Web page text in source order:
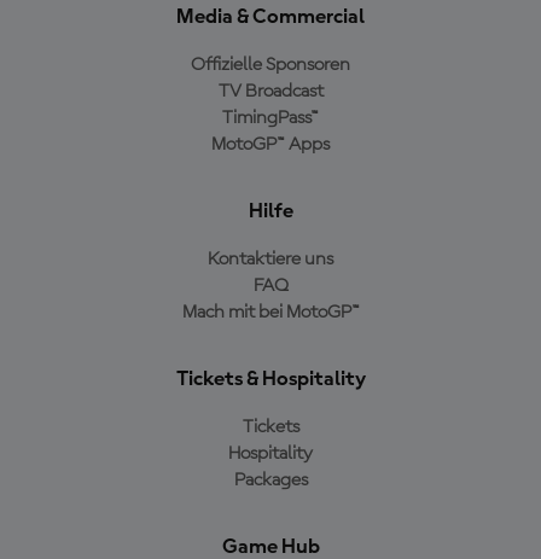
Media & Commercial
Offizielle Sponsoren
TV Broadcast
TimingPass™
MotoGP™ Apps
Hilfe
Kontaktiere uns
FAQ
Mach mit bei MotoGP™
Tickets & Hospitality
Tickets
Hospitality
Packages
Game Hub